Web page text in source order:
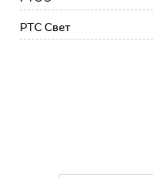
РТС Свет